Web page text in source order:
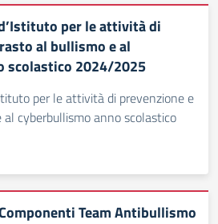
per le attività di
al bullismo e al
scolastico 2024/2025
per le attività di prevenzione e
cyberbullismo anno scolastico
Team Antibullismo